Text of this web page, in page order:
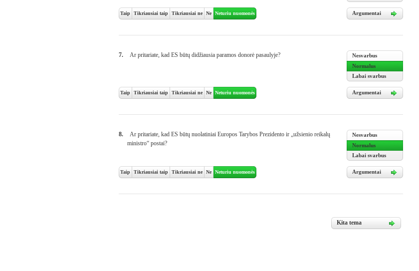
Argumentai
Taip Tikriausiai taip Tikriausiai ne Ne Neturiu nuomonės
Nesvarbus
Normalus
Labai svarbus
7. Ar pritariate, kad ES būtų didžiausia paramos donorė pasaulyje?
Argumentai
Taip Tikriausiai taip Tikriausiai ne Ne Neturiu nuomonės
Nesvarbus
Normalus
Labai svarbus
8.
Ar pritariate, kad ES būtų nuolatiniai Europos Tarybos Prezidento ir „užsienio reikalų
ministro“ postai?
Argumentai
Taip Tikriausiai taip Tikriausiai ne Ne Neturiu nuomonės
Kita tema